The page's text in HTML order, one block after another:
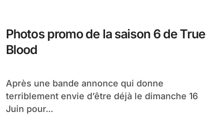
Photos promo de la saison 6 de True
Blood
Après une bande annonce qui donne
terriblement envie d’être déjà le dimanche 16
Juin pour...